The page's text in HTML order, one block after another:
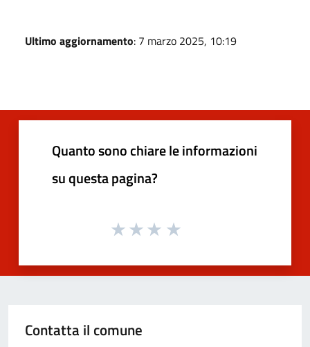
Ultimo aggiornamento: 7 marzo 2025, 10:19
Quanto sono chiare le informazioni
su questa pagina?
Contatta il comune